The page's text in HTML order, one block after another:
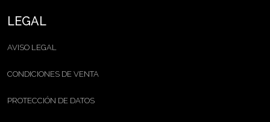
LEGAL
AVISO LEGAL
CONDICIONES DE VENTA
PROTECCIÓN DE DATOS